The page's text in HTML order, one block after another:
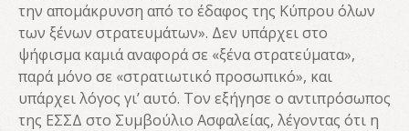
την απομάκρυνση από το έδαφος της Κύπρου όλων
των ξένων στρατευμάτων». Δεν υπάρχει στο
ψήφισμα καμιά αναφορά σε «ξένα στρατεύματα»,
παρά μόνο σε «στρατιωτικό προσωπικό», και
υπάρχει λόγος γι’ αυτό. Τον εξήγησε ο αντιπρόσωπος
της ΕΣΣΔ στο Συμβούλιο Ασφαλείας, λέγοντας ότι η